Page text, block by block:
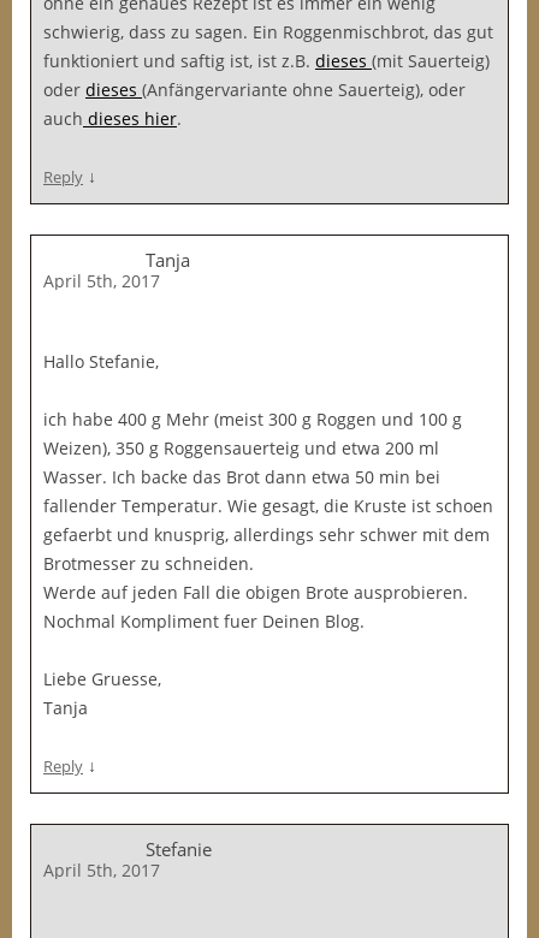
schwierig, dass zu sagen. Ein Roggenmischbrot, das gut
funktioniert und saftig ist, ist z.B. dieses (mit Sauerteig)
oder dieses (Anfängervariante ohne Sauerteig), oder
auch dieses hier.
Reply ↓
Tanja
April 5th, 2017
Hallo Stefanie,
ich habe 400 g Mehr (meist 300 g Roggen und 100 g
Weizen), 350 g Roggensauerteig und etwa 200 ml
Wasser. Ich backe das Brot dann etwa 50 min bei
fallender Temperatur. Wie gesagt, die Kruste ist schoen
gefaerbt und knusprig, allerdings sehr schwer mit dem
Brotmesser zu schneiden.
Werde auf jeden Fall die obigen Brote ausprobieren.
Nochmal Kompliment fuer Deinen Blog.
Liebe Gruesse,
Tanja
Reply ↓
Stefanie
April 5th, 2017